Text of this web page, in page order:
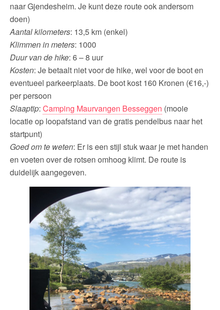
naar Gjendesheim. Je kunt deze route ook andersom
doen)
Aantal kilometers: 13,5 km (enkel)
Klimmen in meters: 1000
Duur van de hike: 6 – 8 uur
Kosten: Je betaalt niet voor de hike, wel voor de boot en
eventueel parkeerplaats. De boot kost 160 Kronen (€16,-)
per persoon
Slaaptip: Camping Maurvangen Besseggen (mooie
locatie op loopafstand van de gratis pendelbus naar het
startpunt)
Goed om te weten: Er is een stijl stuk waar je met handen
en voeten over de rotsen omhoog klimt. De route is
duidelijk aangegeven.